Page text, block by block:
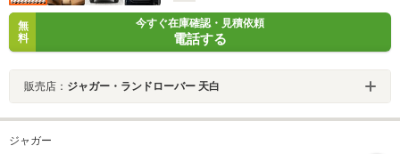
無
料
今すぐ在庫確認・見積依頼
電話する
販売店： ジャガー・ランドローバー 天白
ジャガー